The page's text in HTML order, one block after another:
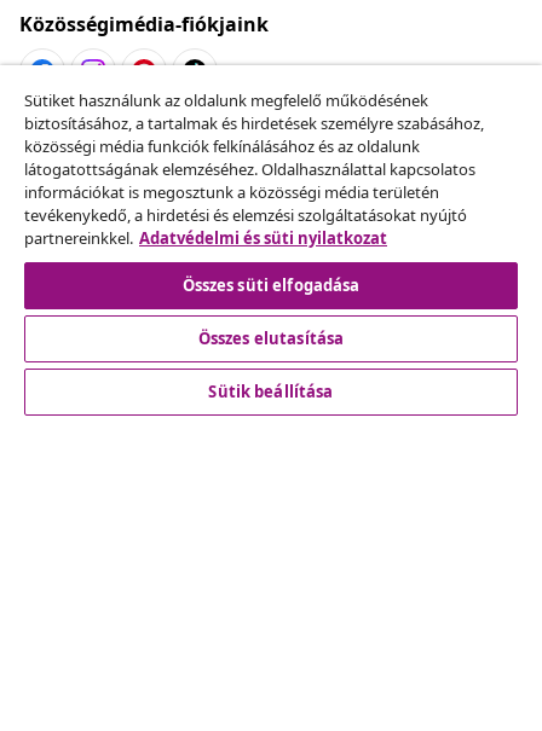
Közösségimédia-fiókjaink
Szerződéstől való elállás
Küldj be egy rendelés lemondására vonatkozó
kérelmet.
Szerződéstől való elállás
Ügyfélszolgálat
Sütiket használunk az oldalunk megfelelő működésének
biztosításához, a tartalmak és hirdetések személyre szabásához,
közösségi média funkciók felkínálásához és az oldalunk
látogatottságának elemzéséhez. Oldalhasználattal kapcsolatos
információkat is megosztunk a közösségi média területén
tevékenykedő, a hirdetési és elemzési szolgáltatásokat nyújtó
partnereinkkel. Adatvédelmi és süti nyilatkozat
Összes süti elfogadása
Összes elutasítása
Sütik beállítása